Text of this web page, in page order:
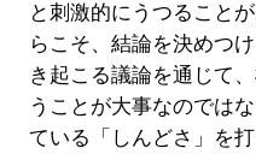
と刺激的にうつること
らこそ、結論を決めつ
き起こる議論を通じて
うことが大事なのでは
ている「しんどさ」を